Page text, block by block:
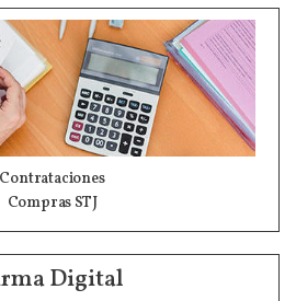
Contrataciones
Compras STJ
Digital